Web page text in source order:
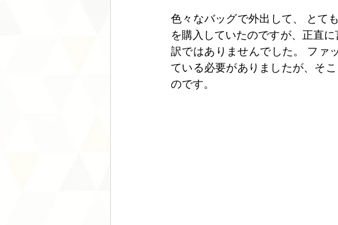
色々なバッグで外出して、 とて
を購入していたのですが、正直
訳ではありませんでした。 ファ
ている必要がありましたが、そ
のです。